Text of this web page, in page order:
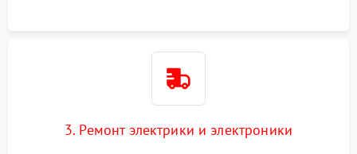
3. Ремонт электрики и электроники